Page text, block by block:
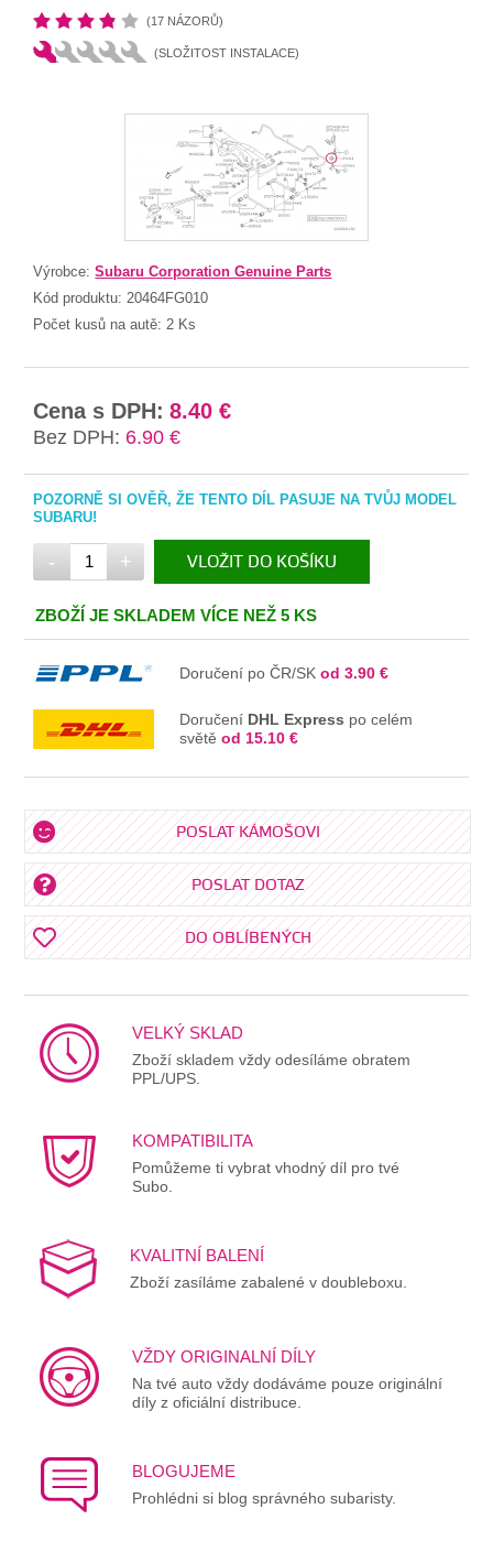
(17 NÁZORŮ)
(SLOŽITOST INSTALACE)
Výrobce:Subaru Corporation Genuine Parts
Kód produktu:20464FG010
Počet kusů na autě:2 Ks
Cena s DPH: 8.40 €
Bez DPH: 6.90 €
POZORNĚ SI OVĚŘ, ŽE TENTO DÍL PASUJE NA TVŮJ MODEL
SUBARU!
- + VLOŽIT DO KOŠÍKU
V KOŠÍKU
ZBOŽÍ JE SKLADEM VÍCE NEŽ 5 KS
Doručení po ČR/SKod 3.90 €
Doručení DHL Express po celém
světěod 15.10 €
POSLAT KÁMOŠOVI
POSLAT DOTAZ
DO OBLÍBENÝCH
VELKÝ SKLAD
Zboží skladem vždy odesíláme obratem
PPL/UPS.
KOMPATIBILITA
Pomůžeme ti vybrat vhodný díl pro tvé
Subo.
KVALITNÍ BALENÍ
Zboží zasíláme zabalené v doubleboxu.
VŽDY ORIGINALNÍ DÍLY
Na tvé auto vždy dodáváme pouze originální
díly z oficiální distribuce.
BLOGUJEME
Prohlédni si blog správného subaristy.